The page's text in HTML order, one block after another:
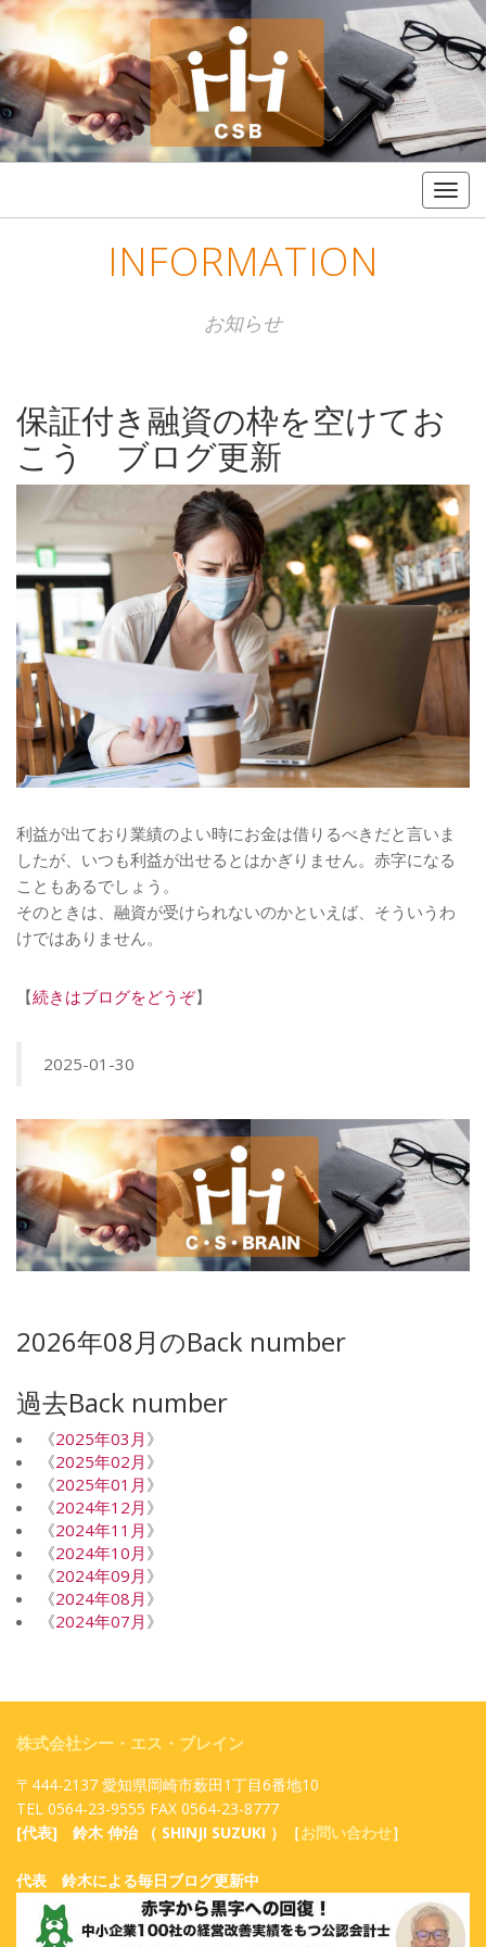
INFORMATION
お知らせ
保証付き融資の枠を空けてお
こう ブログ更新
利益が出ており業績のよい時にお金は借りるべきだと言いま
したが、いつも利益が出せるとはかぎりません。赤字になる
こともあるでしょう。
そのときは、融資が受けられないのかといえば、そういうわ
けではありません。
【続きはブログをどうぞ】
2025-01-30
2026年08月のBack number
過去Back number
《2025年03月 》
《2025年02月 》
《2025年01月 》
《2024年12月 》
《2024年11月 》
《2024年10月 》
《2024年09月 》
《2024年08月 》
《2024年07月 》
株式会社シー・エス・ブレイン
〒444-2137 愛知県岡崎市薮田1丁目6番地10
TEL 0564-23-9555 FAX 0564-23-8777
[代表] 鈴木 伸治 （ SHINJI SUZUKI ）［お問い合わせ］
代表 鈴木による毎日ブログ更新中